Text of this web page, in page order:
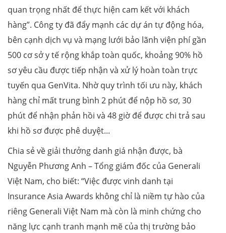
quan trọng nhất để thực hiện cam kết với khách
hàng”. Công ty đã đẩy mạnh các dự án tự động hóa,
bên cạnh dịch vụ và mạng lưới bảo lãnh viện phí gần
500 cơ sở y tế rộng khắp toàn quốc, khoảng 90% hồ
sơ yêu cầu được tiếp nhận và xử lý hoàn toàn trực
tuyến qua GenVita. Nhờ quy trình tối ưu này, khách
hàng chỉ mất trung bình 2 phút để nộp hồ sơ, 30
phút để nhận phản hồi và 48 giờ để được chi trả sau
khi hồ sơ được phê duyệt...
Chia sẻ về giải thưởng danh giá nhận được, bà
Nguyễn Phương Anh – Tổng giám đốc của Generali
Việt Nam, cho biết: “Việc được vinh danh tại
Insurance Asia Awards không chỉ là niềm tự hào của
riêng Generali Việt Nam mà còn là minh chứng cho
năng lực cạnh tranh mạnh mẽ của thị trường bảo